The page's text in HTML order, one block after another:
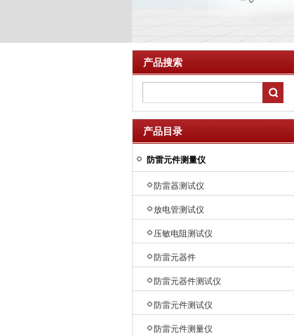
产品搜索
产品目录
防雷元件测量仪
防雷器测试仪
放电管测试仪
压敏电阻测试仪
防雷元器件
防雷元器件测试仪
防雷元件测试仪
防雷元件测量仪